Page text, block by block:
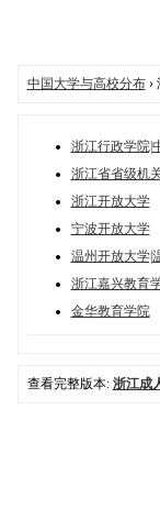
中国大学与高校分布›
浙江行政学院|
浙江省省级机
浙江开放大学
宁波开放大学
温州开放大学|
浙江嘉兴教育
金华教育学院
查看完整版本: 浙江成